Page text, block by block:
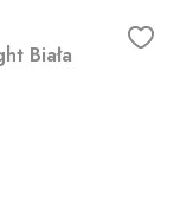
Biała